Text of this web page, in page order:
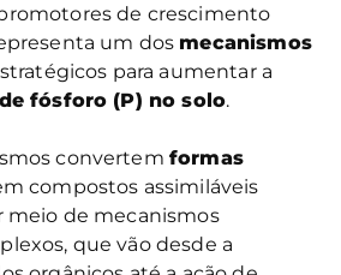
de crescimento
um dos mecanismos
para aumentar a
fósforo (P) no solo.
convertem formas
compostos assimiláveis
meio de mecanismos
que vão desde a